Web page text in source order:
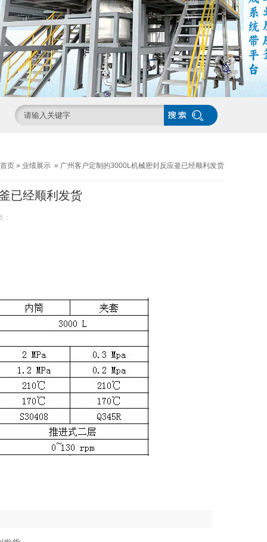
首页 » 业绩展示 » 广州客户定制的3000L机械密封反应釜已经顺利发货
已经顺利发货